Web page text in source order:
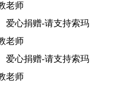
老师
爱心捐赠-请支持索玛
老师
爱心捐赠-请支持索玛
老师